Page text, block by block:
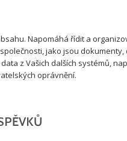
Napomáhá řídit a
jako jsou dokumenty,
z Vašich dalších systémů,
oprávnění.